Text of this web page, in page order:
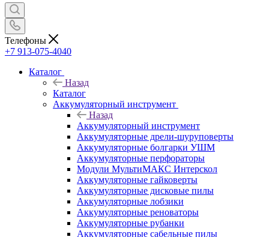
Телефоны
+7 913-075-4040
Каталог
Назад
Каталог
Аккумуляторный инструмент
Назад
Аккумуляторный инструмент
Аккумуляторные дрели-шуруповерты
Аккумуляторные болгарки УШМ
Аккумуляторные перфораторы
Модули МультиМАКС Интерскол
Аккумуляторные гайковерты
Аккумуляторные дисковые пилы
Аккумуляторные лобзики
Аккумуляторные реноваторы
Аккумуляторные рубанки
Аккумуляторные сабельные пилы